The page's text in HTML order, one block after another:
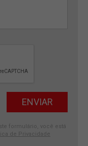
formulário, você está
de Privacidade